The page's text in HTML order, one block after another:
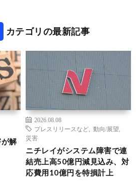
カテゴリの最新記事
解
2026.08.08
プレスリリースなど
動向/展望
災害
ニチレイがシステム障害で連
結売上高50億円減見込み、対
応費用10億円を特損計上